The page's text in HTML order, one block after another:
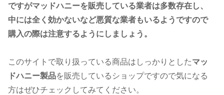
ですがマッドハニーを販売している業者は多数存在し、
中には全く効かないなど悪質な業者もいるようですので
購入の際は注意するようにしましょう。
このサイトで取り扱っている商品はしっかりとしたマッ
ドハニー製品を販売しているショップですので気になる
方はぜひチェックしてみてください。